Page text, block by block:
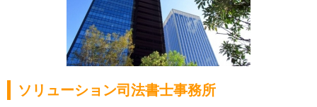
ソリューション司法書士事務所